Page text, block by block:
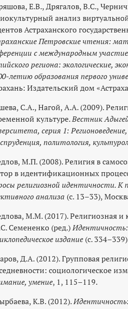
Е.В., Дрягалов, В.С.,
анализ
Астраханского
Петровские чтения:
с международным
региона: экологические,
летию образования первого
Издательский дом
С.А., Нагой, А.А. (2009).
культуре.Вестник
серия 1:
политология,
М.П. (2008). Религия в
в идентификационных
религиозной идентичности. К
анализа (с. 13–33),
М.М. (2017). Религиозная и
Семененко (ред.)
издание (с.
Д.А. (2012). Групповая
социологическое
умение, 1, 115–119.
К.В. (2012).Идентичность: